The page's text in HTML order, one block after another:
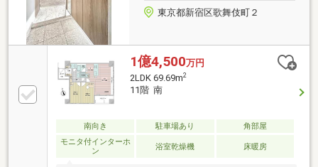
東京都新宿区歌舞伎町２
1億4,500万円
2LDK 69.69m2
11階 南
南向き 駐車場あり
角部屋
モニタ付インターホ
ン
浴室乾燥機 床暖房